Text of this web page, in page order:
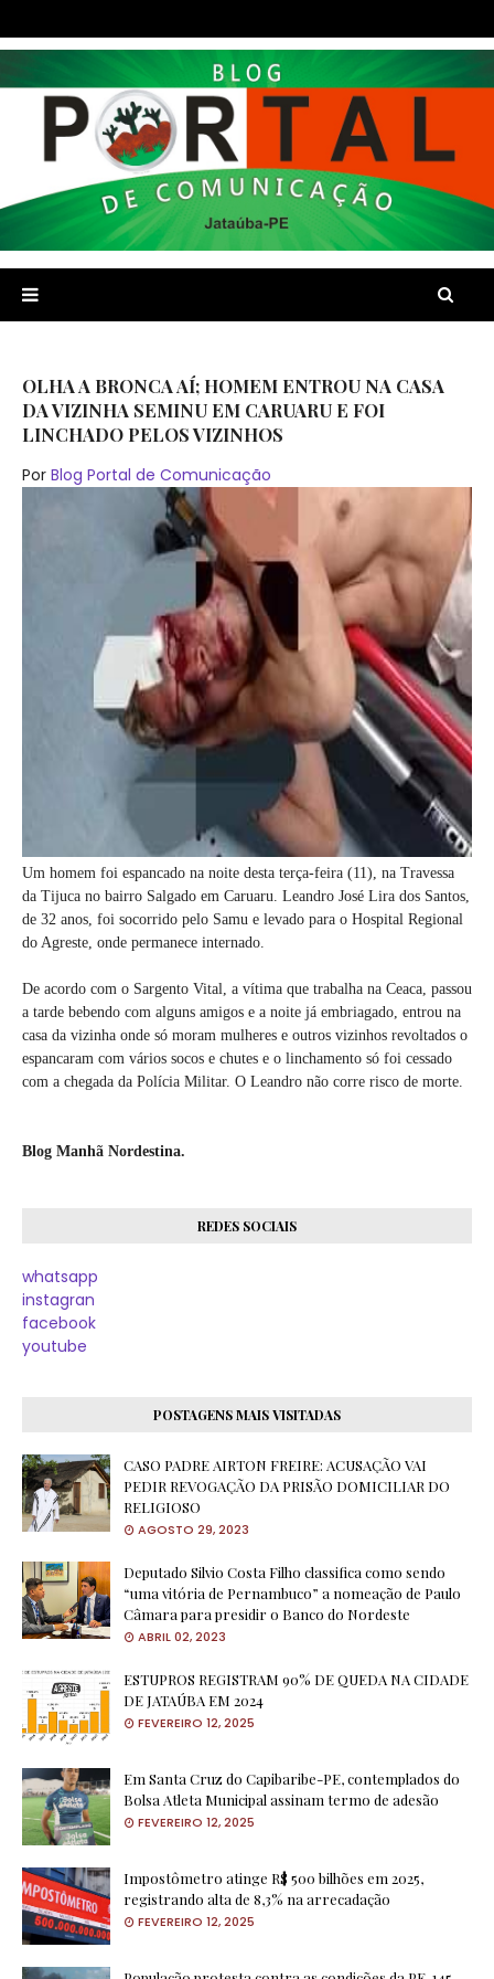
OLHA A BRONCA AÍ; HOMEM ENTROU NA CASA
DA VIZINHA SEMINU EM CARUARU E FOI
LINCHADO PELOS VIZINHOS
Por Blog Portal de Comunicação
Um homem foi espancado na noite desta terça-feira (11), na Travessa
da Tijuca no bairro Salgado em Caruaru. Leandro José Lira dos Santos,
de 32 anos, foi socorrido pelo Samu e levado para o Hospital Regional
do Agreste, onde permanece internado.
De acordo com o Sargento Vital, a vítima que trabalha na Ceaca, passou
a tarde bebendo com alguns amigos e a noite já embriagado, entrou na
casa da vizinha onde só moram mulheres e outros vizinhos revoltados o
espancaram com vários socos e chutes e o linchamento só foi cessado
com a chegada da Polícia Militar. O Leandro não corre risco de morte.
Blog Manhã Nordestina.
REDES SOCIAIS
whatsapp
instagran
facebook
youtube
POSTAGENS MAIS VISITADAS
CASO PADRE AIRTON FREIRE: ACUSAÇÃO VAI
PEDIR REVOGAÇÃO DA PRISÃO DOMICILIAR DO
RELIGIOSO
AGOSTO 29, 2023
Deputado Silvio Costa Filho classifica como sendo
“uma vitória de Pernambuco” a nomeação de Paulo
Câmara para presidir o Banco do Nordeste
ABRIL 02, 2023
ESTUPROS REGISTRAM 90% DE QUEDA NA CIDADE
DE JATAÚBA EM 2024
FEVEREIRO 12, 2025
Em Santa Cruz do Capibaribe-PE, contemplados do
Bolsa Atleta Municipal assinam termo de adesão
FEVEREIRO 12, 2025
Impostômetro atinge R$ 500 bilhões em 2025,
registrando alta de 8,3% na arrecadação
FEVEREIRO 12, 2025